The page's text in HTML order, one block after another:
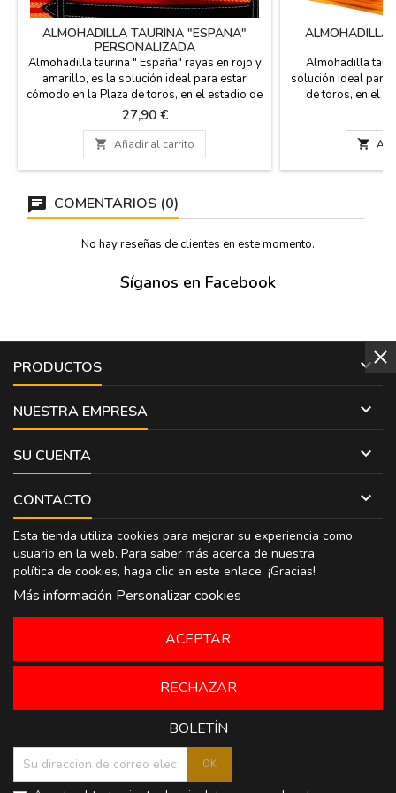
ALMOHADILLA TAURINA "ESPAÑA"
PERSONALIZADA
Almohadilla taurina " España" rayas en rojo y
amarillo, es la solución ideal para estar
cómodo en la Plaza de toros, en el estadio de
fútbol o en el campo. La tela es de manta
estribera y el revés es en polípiel rojo, tiene
el asa de cuero y cremallera. Lavable en agua
fría. Fabricada en España. Medida: 37 cm x 27
cm x 5,5 cm grosor. SE ENVIA 2 DIAS...
Precio
27,90 €
 Añadir al carrito
ALMOHADILLA
Almohadilla
solución ideal para
de toros, en el
en polípiel del
asa de cuero y
fría y te
materiales. Esta

COMENTARIOS (0)
No hay reseñas de clientes en este momento.
Síganos en Facebook
PRODUCTOS 
NUESTRA EMPRESA 
SU CUENTA 
CONTACTO 
Esta tienda utiliza cookies para mejorar su experiencia como
usuario en la web. Para saber más acerca de nuestra
política de cookies, haga clic en este enlace. ¡Gracias!
Más información Personalizar cookies
RECHAZAR
ACEPTAR
BOLETÍN